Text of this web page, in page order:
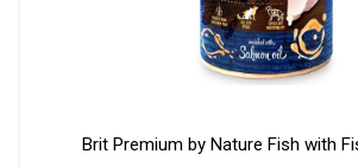
Brit Premium by Nature Fish with